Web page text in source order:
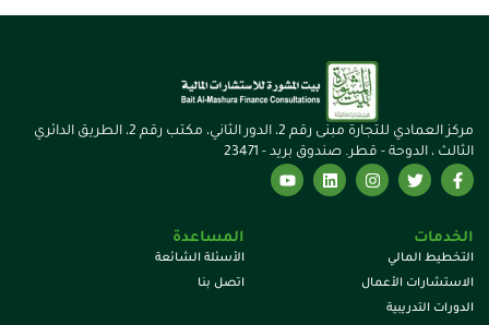
مركز العمادي للتجارة مبنى رقم 2، الدور الثاني، مكتب رقم 2، الطريق الدائري
الثالث ، الدوحة - قطر. صندوق بريد - 23471
الخدمات
التخطيط المالي
الاستشارات الأعمال
الدورات التدريبية
المساعدة
الأسئلة الشائعة
اتصل بنا